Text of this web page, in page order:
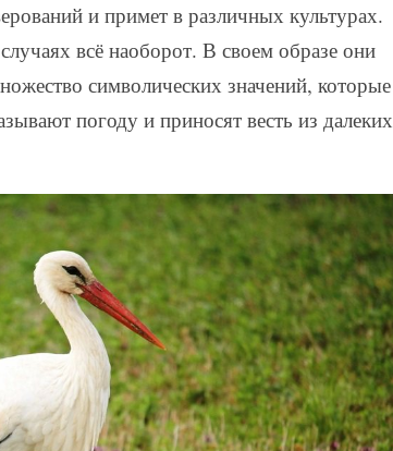
и примет в различных культурах.
всё наоборот. В своем образе они
символических значений, которые
погоду и приносят весть из далеких